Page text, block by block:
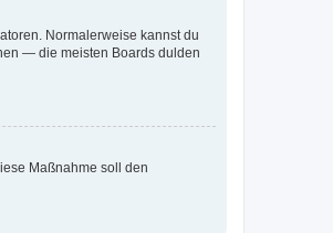
Normalerweise kannst du
— die meisten Boards dulden
Maßnahme soll den